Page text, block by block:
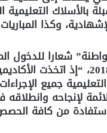
بالأسلاك التعليمية
وكذا
2019، الذي سينطلق يوم الاثنين 03 شتنبر
الملائمة لإنجاحه
من كافة